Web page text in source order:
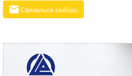
основных преимуществ:Простота
Современные телескопические
оператора.
Связаться сейчас